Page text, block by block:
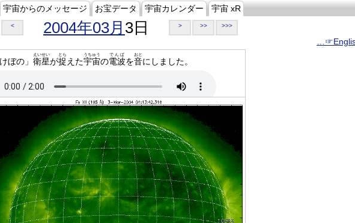
宇宙からのメッセージ お宝データ 宇宙カレンダー 宇宙 xR
< 2004年03月 3日 > >> >>>
ぼの」 衛星
えいせい
が捉
とら
えた宇宙
うちゅう
の電波
でんぱ
を音
おと
にしました。